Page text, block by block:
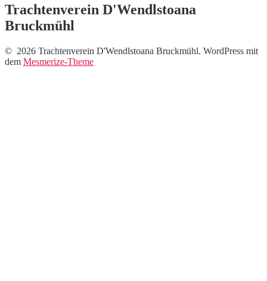
Trachtenverein D'Wendlstoana
Bruckmühl
© 2026 Trachtenverein D'Wendlstoana Bruckmühl. WordPress mit
dem Mesmerize-Theme